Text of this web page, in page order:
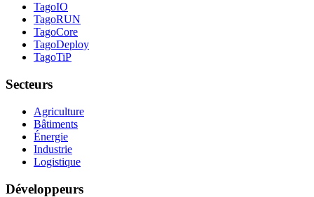
TagoIO
TagoRUN
TagoCore
TagoDeploy
TagoTiP
Secteurs
Agriculture
Bâtiments
Énergie
Industrie
Logistique
Développeurs